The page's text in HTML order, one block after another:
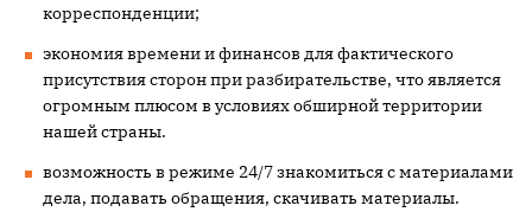
корреспонденции;
экономия времени и финансов для фактического
присутствия сторон при разбирательстве, что является
огромным плюсом в условиях обширной территории
нашей страны.
возможность в режиме 24/7 знакомиться с материалами
дела, подавать обращения, скачивать материалы.